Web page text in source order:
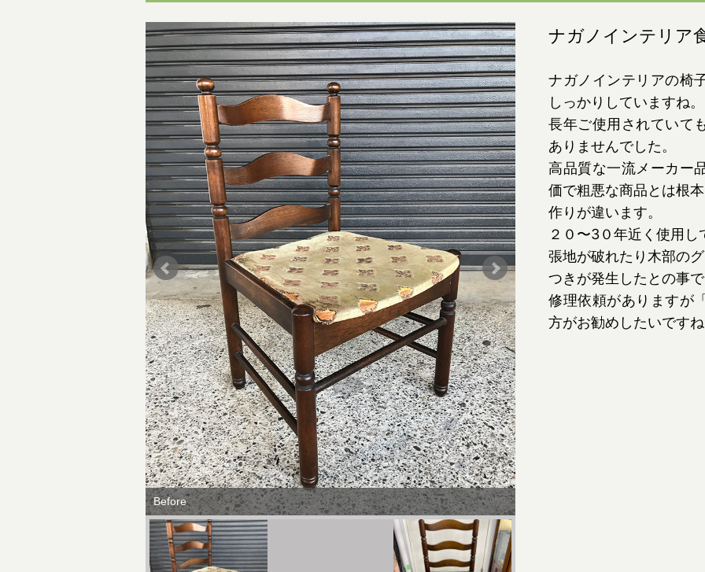
ナガノインテリア
ナガノインテリアの椅
しっかりしていますね。
長年ご使用されていて
ありませんでした。
高品質な一流メーカー
価で粗悪な商品とは根
作りが違います。
２０〜3０年近く使用
張地が破れたり木部のグ
つきが発生したとの事で
修理依頼がありますが
方がお勧めしたいですね
Before